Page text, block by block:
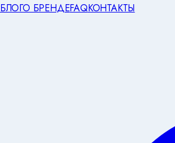
БЛОГО БРЕНДЕFAQКОНТАКТЫ